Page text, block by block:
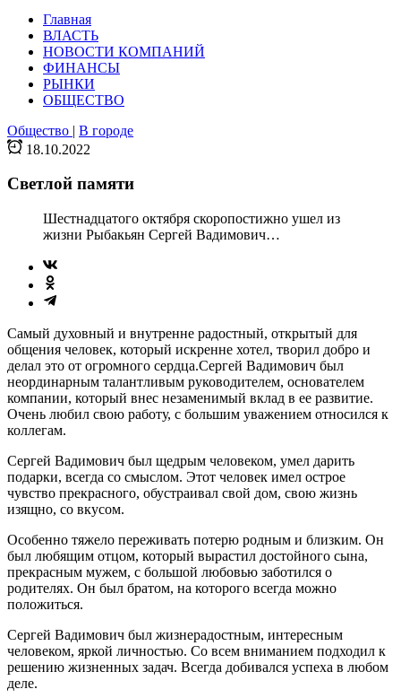
Главная
ВЛАСТЬ
НОВОСТИ КОМПАНИЙ
ФИНАНСЫ
РЫНКИ
ОБЩЕСТВО
Общество | В городе
18.10.2022
Светлой памяти
Шестнадцатого октября скоропостижно ушел из
жизни Рыбакьян Сергей Вадимович…
Самый духовный и внутренне радостный, открытый для
общения человек, который искренне хотел, творил добро и
делал это от огромного сердца.Сергей Вадимович был
неординарным талантливым руководителем, основателем
компании, который внес незаменимый вклад в ее развитие.
Очень любил свою работу, с большим уважением относился к
коллегам.
Сергей Вадимович был щедрым человеком, умел дарить
подарки, всегда со смыслом. Этот человек имел острое
чувство прекрасного, обустраивал свой дом, свою жизнь
изящно, со вкусом.
Особенно тяжело переживать потерю родным и близким. Он
был любящим отцом, который вырастил достойного сына,
прекрасным мужем, с большой любовью заботился о
родителях. Он был братом, на которого всегда можно
положиться.
Сергей Вадимович был жизнерадостным, интересным
человеком, яркой личностью. Со всем вниманием подходил к
решению жизненных задач. Всегда добивался успеха в любом
деле.